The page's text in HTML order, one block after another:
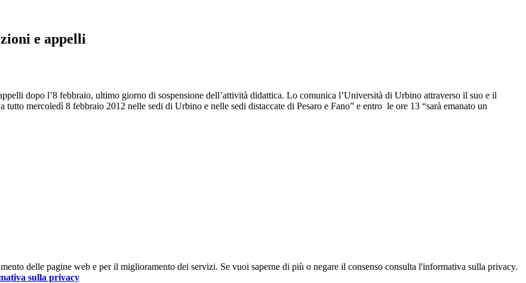
e appelli
dopo l’8 febbraio, ultimo giorno di sospensione dell’attività didattica. Lo comunica l’Università di Urbino attraverso il suo e il
mercoledì 8 febbraio 2012 nelle sedi di Urbino e nelle sedi distaccate di Pesaro e Fano” e entro le ore 13 “sarà emanato un
delle pagine web e per il miglioramento dei servizi. Se vuoi saperne di più o negare il consenso consulta l'informativa sulla privacy.
sulla privacy